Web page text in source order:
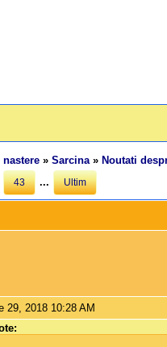
»Sarcina» Noutati
43 ... Ultim
29, 2018 10:28 AM